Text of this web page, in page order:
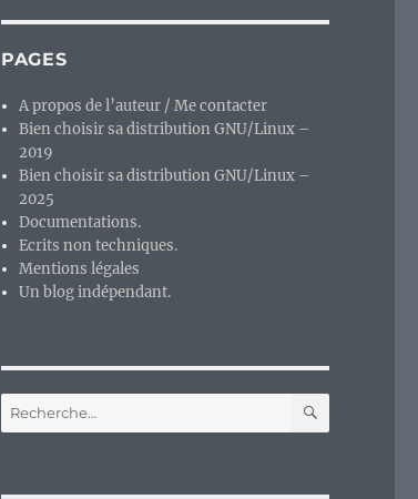
PAGES
A propos de l’auteur / Me contacter
Bien choisir sa distribution GNU/Linux –
2019
Bien choisir sa distribution GNU/Linux –
2025
Documentations.
Ecrits non techniques.
Mentions légales
Un blog indépendant.
Recherche
pour :